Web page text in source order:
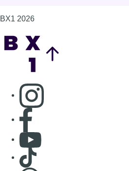
BX1 2026
Consulter page Instagram
Consulter page Facebook
Consulter Youtube
Consulter TikTok